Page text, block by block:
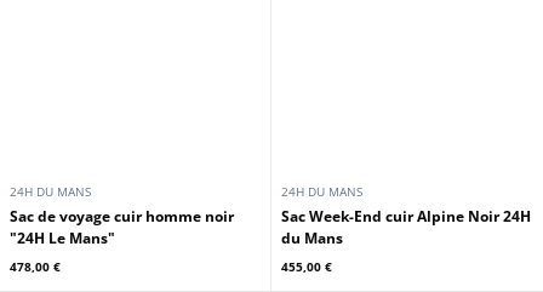
24H DU MANS
Sac de voyage cuir homme noir
"24H Le Mans"
478,00 €
24H DU MANS
Sac Week-End cuir Alpine Noir 24H
du Mans
455,00 €